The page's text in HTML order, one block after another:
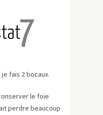
fais 2 bocaux.
le foie
perdre beaucoup